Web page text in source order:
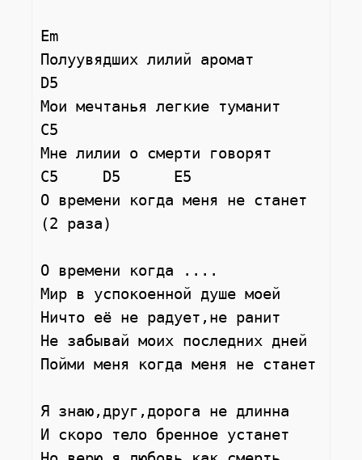
Em
Полуувядших лилий аромат
D5
Мои мечтанья легкие туманит
C5
Мне лилии о смерти говорят
C5     D5      E5
О времени когда меня не станет
(2 раза)
О времени когда ....
Мир в успокоенной душе моей
Ничто её не радует,не ранит
Не забывай моих последних дней
Пойми меня когда меня не станет
Я знаю,друг,дорога не длинна
И скоро тело бренное устанет